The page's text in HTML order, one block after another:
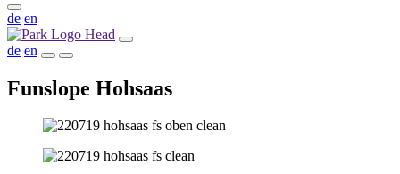
de en
de en
Funslope Hohsaas